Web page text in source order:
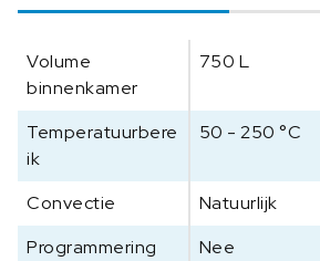
f
c
D
r
o
o
v
Volume
binnenkamer
750 L
Temperatuurbere
ik
50 - 250 °C
Convectie
Natuurlijk
Programmering
Nee